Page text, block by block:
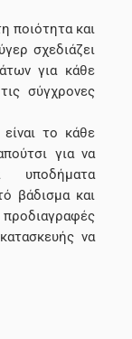
ποιότητα και
σχεδιάζει
για κάθε
σύγχρονες
το κάθε
για να
βάδισμα και
προδιαγραφές
να